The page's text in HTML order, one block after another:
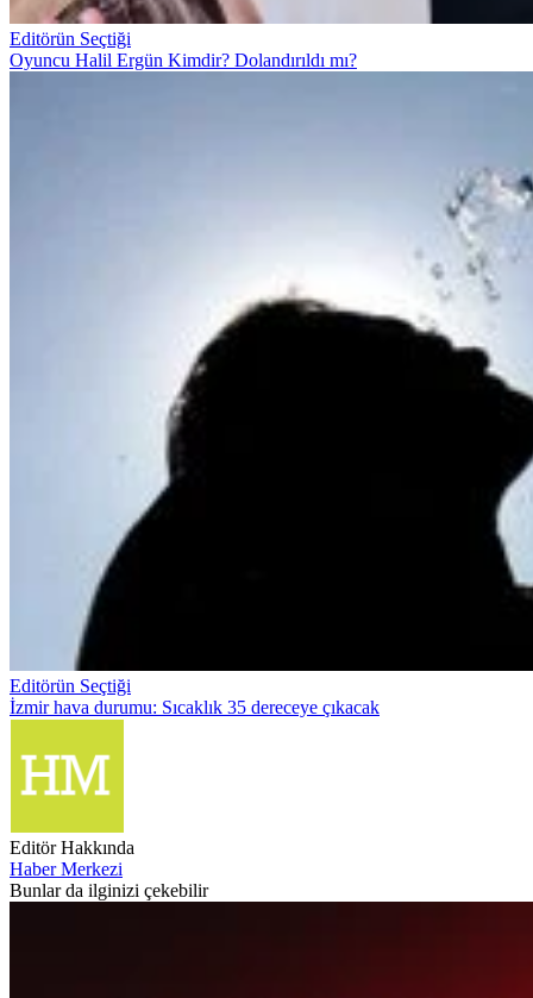
Editörün Seçtiği
Oyuncu Halil Ergün Kimdir? Dolandırıldı mı?
Editörün Seçtiği
İzmir hava durumu: Sıcaklık 35 dereceye çıkacak
Editör Hakkında
Haber Merkezi
Bunlar da ilginizi çekebilir